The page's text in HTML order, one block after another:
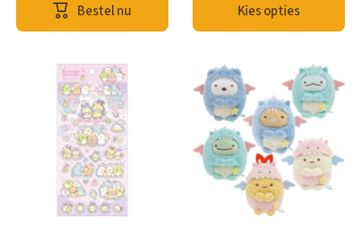
Bestel nu Kies opties